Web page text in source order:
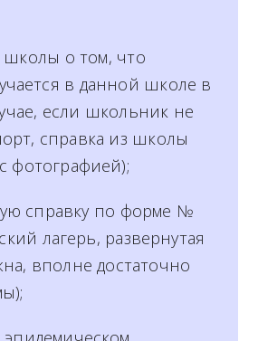
о том, что
в данной школе в
если школьник не
справка из школы
фотографией);
справку по форме №
лагерь, развернутая
вполне достаточно